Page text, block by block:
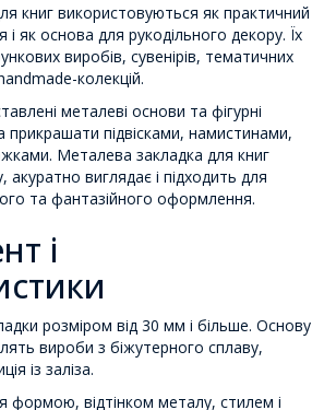
книг використовуються як практичний
і як основа для рукодільного декору. Їх
виробів, сувенірів, тематичних
колекцій.
металеві основи та фігурні
прикрашати підвісками, намистинами,
Металева закладка для книг
виглядає і підходить для
та фантазійного оформлення.
і
розміром від 30 мм і більше. Основу
вироби з біжутерного сплаву,
із заліза.
формою, відтінком металу, стилем і